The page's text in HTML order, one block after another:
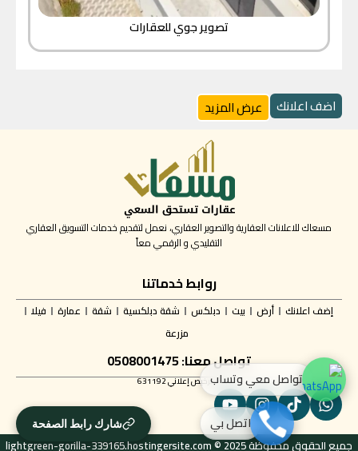
تصوير جوي للعقارات
اضف اعلانك عرض المزيد
مسعاك للاعلانات العقارية والتصوير العقاري، نعمل لتقديم خدمات التسويق العقاري
التقليدي و الرقمي معاً
روابط خدماتنا
إضف اعلانك أرض بيت دبلكس شقة دبلكسية شقة عمارة
فيلا
مزرعة
تواصل معنا: 0508001475
✅ ترخيص إعلاني 631192
جميع الحقوق محفوظة lightgreen-gorilla-339165.hostingersite.com © 2025
شارك رابط الصفحة
تواصل معي وتساب
اتصل بي